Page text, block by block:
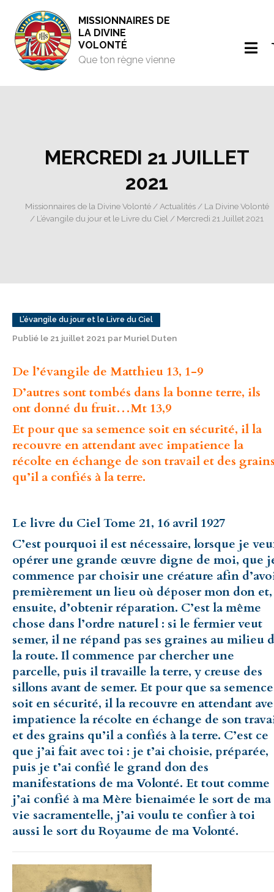
MISSIONNAIRES DE
LA DIVINE
VOLONTÉ
Que ton règne vienne
MERCREDI 21 JUILLET
2021
Missionnaires de la Divine Volonté/ Actualités/ La Divine Volonté
/ L’évangile du jour et le Livre du Ciel / Mercredi 21 Juillet 2021
L’évangile du jour et le Livre du Ciel
Publié le 21 juillet 2021 par Muriel Duten
De l’évangile de Matthieu 13, 1-9
D’autres sont tombés dans la bonne terre, ils
ont donné du fruit…Mt 13,9
Et pour que sa semence soit en sécurité, il la
recouvre en attendant avec impatience la
récolte en échange de son travail et des
qu’il a confiés à la terre.
Le livre du Ciel Tome 21, 16 avril 1927
C’est pourquoi il est nécessaire, lorsque je
opérer une grande œuvre digne de moi, que
commence par choisir une créature afin
premièrement un lieu où déposer mon don et,
ensuite, d’obtenir réparation. C’est la même
chose dans l’ordre naturel : si le fermier veut
semer, il ne répand pas ses graines au milieu
la route. Il commence par chercher une
parcelle, puis il travaille la terre, y creuse des
sillons avant de semer. Et pour que sa semence
soit en sécurité, il la recouvre en attendant
impatience la récolte en échange de son
et des grains qu’il a confiés à la terre. C’est ce
que j’ai fait avec toi : je t’ai choisie, préparée,
puis je t’ai confié le grand don des
manifestations de ma Volonté. Et tout comme
j’ai confié à ma Mère bienaimée le sort de ma
vie sacramentelle, j’ai voulu te confier à toi
aussi le sort du Royaume de ma Volonté.